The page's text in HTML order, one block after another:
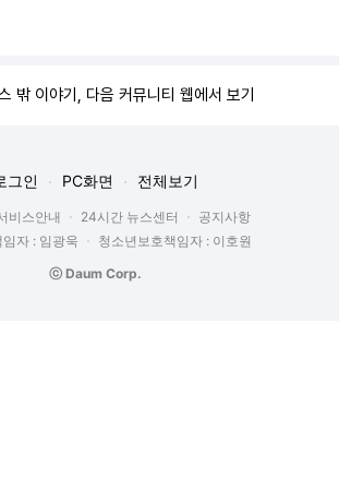
밖 이야기, 다음 커뮤니티 웹에서 보기
그인 PC화면 전체보기
비스안내 24시간 뉴스센터
공지사항
자 : 임광욱
청소년보호책임자 : 이호원
ⓒ Daum Corp.